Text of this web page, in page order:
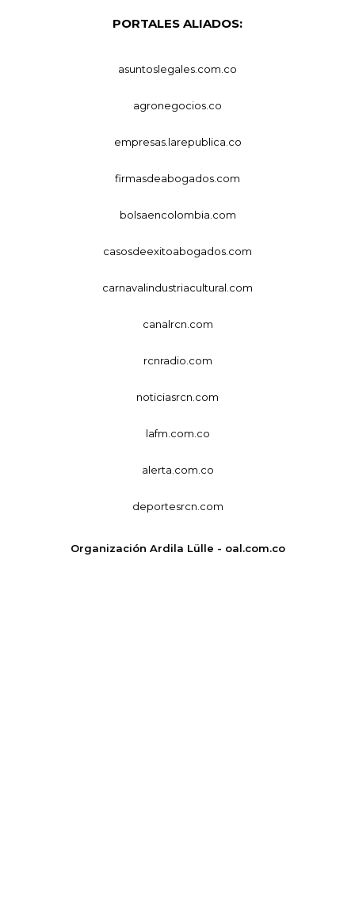
PORTALES ALIADOS:
asuntoslegales.com.co
agronegocios.co
empresas.larepublica.co
firmasdeabogados.com
bolsaencolombia.com
casosdeexitoabogados.com
carnavalindustriacultural.com
canalrcn.com
rcnradio.com
noticiasrcn.com
lafm.com.co
alerta.com.co
deportesrcn.com
Organización Ardila Lülle - oal.com.co